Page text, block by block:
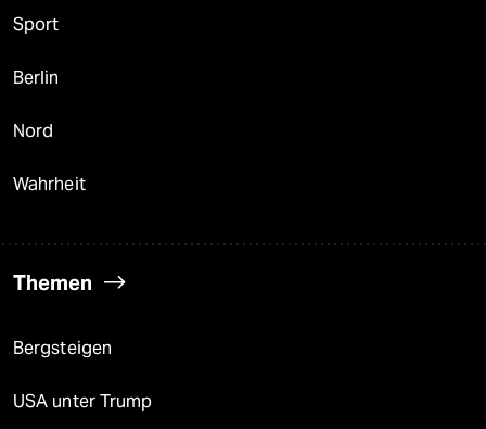
Sport
Berlin
Nord
Wahrheit
Themen
Bergsteigen
USA unter Trump